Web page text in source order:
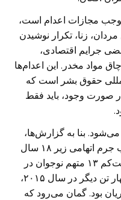
مجازات اعدام است،
زنا، تکرار نوشیدن
جرایم اقتصادی،
مواد مخدر. این اعدام‌ها
حقوق بشر است که
صورت وجود، باید فقط
می‌شود. بنا به گزارش‌ها،
در حدود ۱۶۰ تن که در زمان ارتکاب جرم اتهامی زیر ۱۸ سال
داشتند در زندان به سر می‌برند. دست‌کم ۱۳ متهم نوجوان در
سال ۲۰۱۴ اعدام شدند و حداقل چهار تن دیگر در سال ۲۰۱۵،
بود. گمان می‌رود که